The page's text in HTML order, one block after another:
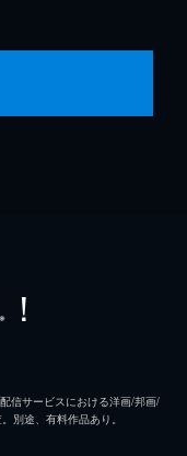
※ ！
信サービスにおける洋画/邦画/
別途、有料作品あり。